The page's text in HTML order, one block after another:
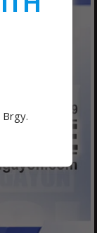
Brgy.